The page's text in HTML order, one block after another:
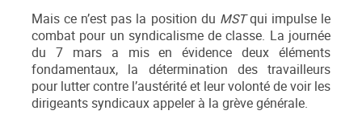
Mais ce n’est pas la position du MSTqui impulse le
combat pour un syndicalisme de classe. La journée
du 7 mars a mis en évidence deux éléments
fondamentaux, la détermination des travailleurs
pour lutter contre l’austérité et leur volonté de voir les
dirigeants syndicaux appeler à la grève générale.